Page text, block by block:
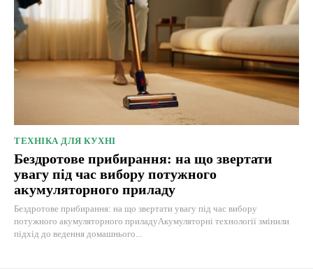
ТЕХНІКА ДЛЯ КУХНІ
Бездротове прибирання: на що звертати
увагу під час вибору потужного
акумуляторного приладу
Бездротове прибирання: на що звертати увагу під час вибору
потужного акумуляторного приладуАкумуляторні технології змінили
підхід до ведення домашнього...